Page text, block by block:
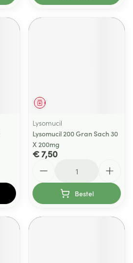
Geneesmiddel
Lysomucil
Lysomucil 200 Gran Sach 30
X 200mg
€ 7,50
Bestel